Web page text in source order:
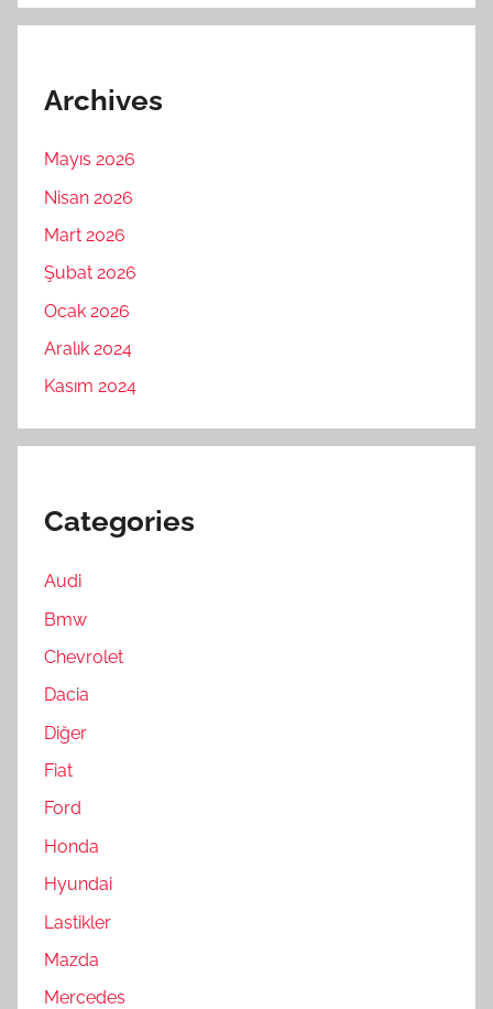
Archives
Mayıs 2026
Nisan 2026
Mart 2026
Şubat 2026
Ocak 2026
Aralık 2024
Kasım 2024
Categories
Audi
Bmw
Chevrolet
Dacia
Diğer
Fiat
Ford
Honda
Hyundai
Lastikler
Mazda
Mercedes